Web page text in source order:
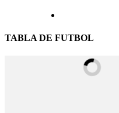
TABLA DE FUTBOL